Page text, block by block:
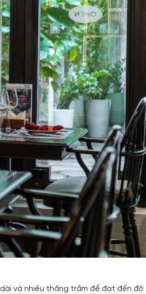
và nhiều thăng trầm để đạt đến độ